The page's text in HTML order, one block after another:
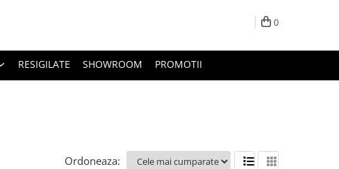
0
RESIGILATE SHOWROOM PROMOTII
Ordoneaza: